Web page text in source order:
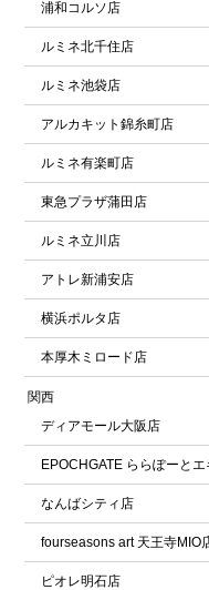
浦和コルソ店
ルミネ北千住店
ルミネ池袋店
アルカキット錦糸町店
ルミネ有楽町店
東急プラザ蒲田店
ルミネ立川店
アトレ新浦安店
横浜ポルタ店
本厚木ミロード店
関西
ディアモール大阪店
EPOCHGATE ららぽーと
なんばシティ店
fourseasons art 天王寺MIO
ピオレ明石店